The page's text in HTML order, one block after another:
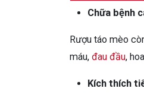
Chữa bệnh
Rượu táo mèo
máu, đau đầu,
Kích thích